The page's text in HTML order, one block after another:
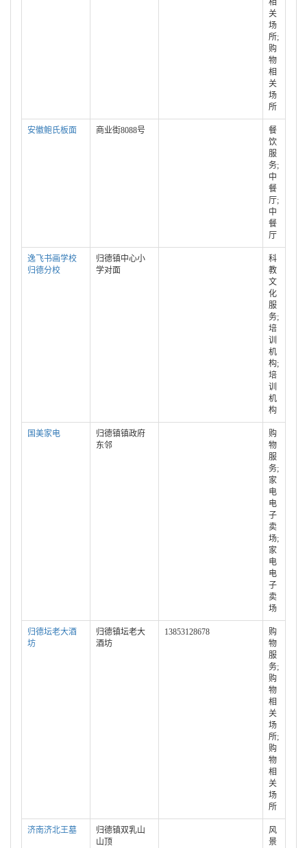
相
关
场
所;
购
物
相
关
场
所
安徽鲍氏板面 商业街8088号
餐
饮
服
务;
中
餐
厅;
中
餐
厅
逸飞书画学校
归德分校
归德镇中心小
学对面
科
教
文
化
服
务;
培
训
机
构;
培
训
机
构
国美家电
归德镇镇政府
东邻
购
物
服
务;
家
电
电
子
卖
场;
家
电
电
子
卖
场
归德坛老大酒
坊
归德镇坛老大
酒坊
13853128678
购
物
服
务;
购
物
相
关
场
所;
购
物
相
关
场
所
济南济北王墓
归德镇双乳山
山顶
风
景